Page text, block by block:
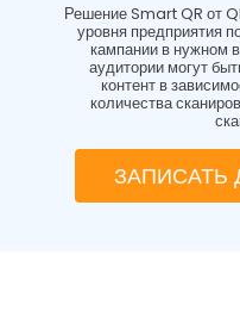
Решение Smart QR от
уровня предприятия
кампании в нужном
аудитории могут
контент в
количества